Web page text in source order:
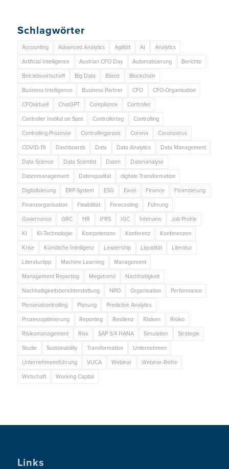
Schlagwörter
Accounting Advanced Analytics Agilität AI Analytics
Artificial Intelligence Austrian CFO Day Automatisierung Berichte
Betriebswirtschaft Big Data Bilanz Blockchain
Business Intelligence Business Partner CFO CFO-Organisation
CFOaktuell ChatGPT Compliance Controller
Controller Institut on Spot Controllertag Controlling
Controlling-Prozesse Controllingpraxis Corona Coronavirus
COVID-19 Dashboards Data Data Analytics Data Management
Data Science Data Scientist Daten Datenanalyse
Datenmanagement Datenqualität digitale Transformation
Digitalisierung ERP-System ESG Excel Finance Finanzierung
Finanzorganisation Flexibilität Forecasting Führung
Governance GRC HR IFRS IGC Interview Job Profile
KI KI-Technologie Kompetenzen Konferenz Konferenzen
Krise Künstliche Intelligenz Leadership Liquidität Literatur
Literaturtipp Machine Learning Management
Management Reporting Megatrend Nachhaltigkeit
Nachhaltigkeitsberichterstattung NPO Organisation Performance
Personalcontrolling Planung Predictive Analytics
Prozessoptimierung Reporting Resilienz Risiken Risiko
Risikomanagement Risk SAP S/4 HANA Simulation Strategie
Studie Sustainability Transformation Unternehmen
Unternehmensführung VUCA Webinar Webinar-Reihe
Wirtschaft Working Capital
Links